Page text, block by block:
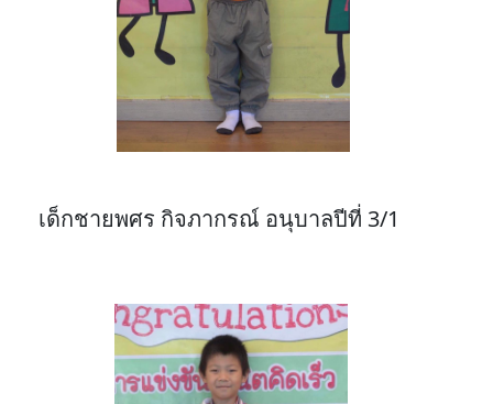
เด็กชายพศร กิจภากรณ์ อนุบาลปีที่ 3/1